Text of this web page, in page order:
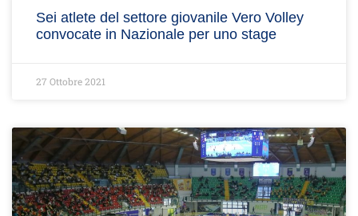
Sei atlete del settore giovanile Vero Volley
convocate in Nazionale per uno stage
27 Ottobre 2021